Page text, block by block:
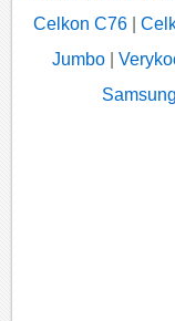
Celkon C76
Jumbo|